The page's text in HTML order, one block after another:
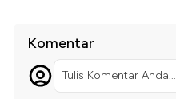
Komentar
Tulis Komentar Anda...